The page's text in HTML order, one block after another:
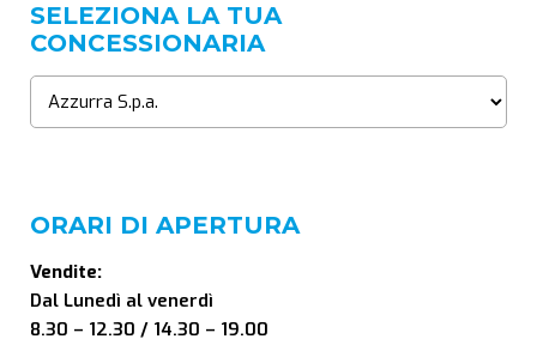
SELEZIONA LA TUA
CONCESSIONARIA
ORARI DI APERTURA
Vendite:
Dal Lunedì al venerdì
8.30 – 12.30 / 14.30 – 19.00